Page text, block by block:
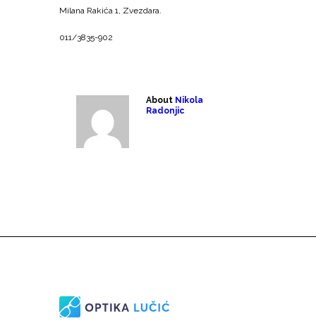
Milana Rakića 1, Zvezdara.
011/3835-902
About Nikola
Radonjic